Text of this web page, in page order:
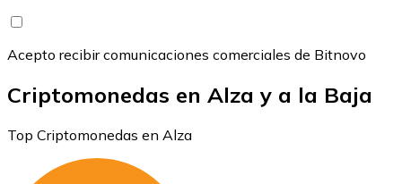
Acepto recibir comunicaciones comerciales de Bitnovo
Criptomonedas en Alza y a la Baja
Top Criptomonedas en Alza